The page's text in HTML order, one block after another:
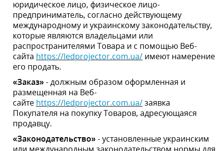
«Заказ»- должным образом оформленная и
размещенная на Веб-
сайтеhttps://ledprojector.com.ua/заявка Покупателя на
покупку Товаров, адресующаяся продавцу.
«Законодательство»- установленные украинским
или международным законодательством нормы для
регулирования договорных правоотношений по
Договору.
«Существенный недостаток Товара»- недостаток,
который делает невозможным или недопустимым
использование Товара в соответствии с его целевым
назначением, возник по вине производителя
(Продавца), после его устранения проявляется снова